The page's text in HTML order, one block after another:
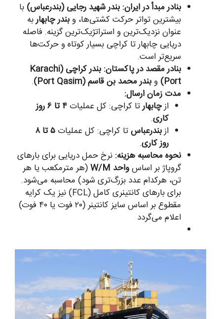
بنادر مبدأ در ایران: بندر شهید رجایی (بندرعباس) با
بیشترین تواتر حرکت کشتی‌ها، وبندر چابهاربه
عنوان نزدیک‌ترین و استراتژیک‌ترین گزینه. فاصله
دریایی چابهار تا کراچی بسیار کوتاه و حرکت‌ها
سریع‌تر است.
بنادر مقصد در پاکستان:
بندر کراچی (Karachi
Port) وبندر محمد بن قاسم (Port Qasim)
.
مدت زمان ارسال:
ازچابهارتا کراچی: کل عملیات
۴ تا ۶ روز
کاری.
ازبندرعباستا کراچی: کل عملیات
۵ تا ۸
روز کاری.
نحوه محاسبه هزینه: نرخ حمل دریایی برای بارهای
گروپاژ بر اساسواحد W/M
(هر مترمکعب یا هر
تن، هرکدام عدد بزرگ‌تری شود) محاسبه می‌شود.
برای بارهای کانتینری کامل (FCL) نیز یک کرایه
مقطوع بر اساس سایز کانتینر (۲۰ فوت یا ۴۰ فوت)
اعلام می‌گردد